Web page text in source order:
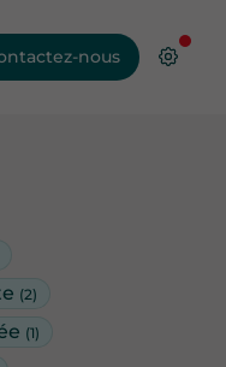
nous
(2)
(1)